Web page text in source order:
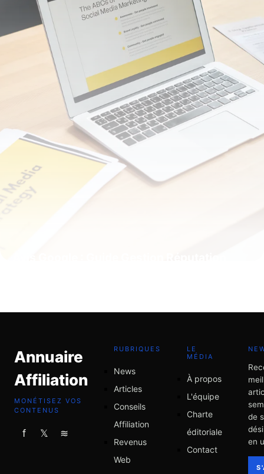
6 juillet 2026
Annuaire
Affiliation
MONÉTISEZ VOS
CONTENUS
f 𝕏 ≋
RUBRIQUES
News
Articles
Conseils
Affiliation
Revenus
Web
LE
MÉDIA
À propos
L'équipe
Charte
éditoriale
Contact
de
en